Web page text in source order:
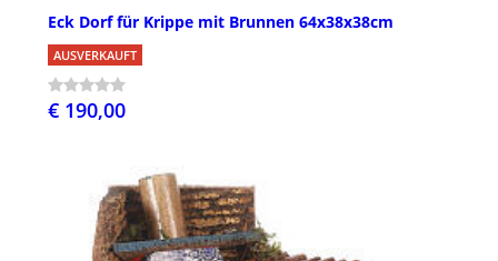
Eck Dorf für Krippe mit Brunnen 64x38x38cm
AUSVERKAUFT
€ 190,00